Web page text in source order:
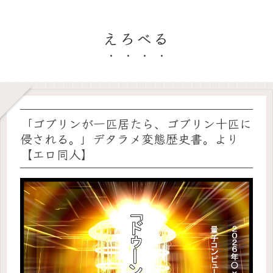
えろべる
「ゴブリンが一匹居たら、ゴブリン十匹に
侵される。」デタラメ変態歴史書。より
【エロ同人】